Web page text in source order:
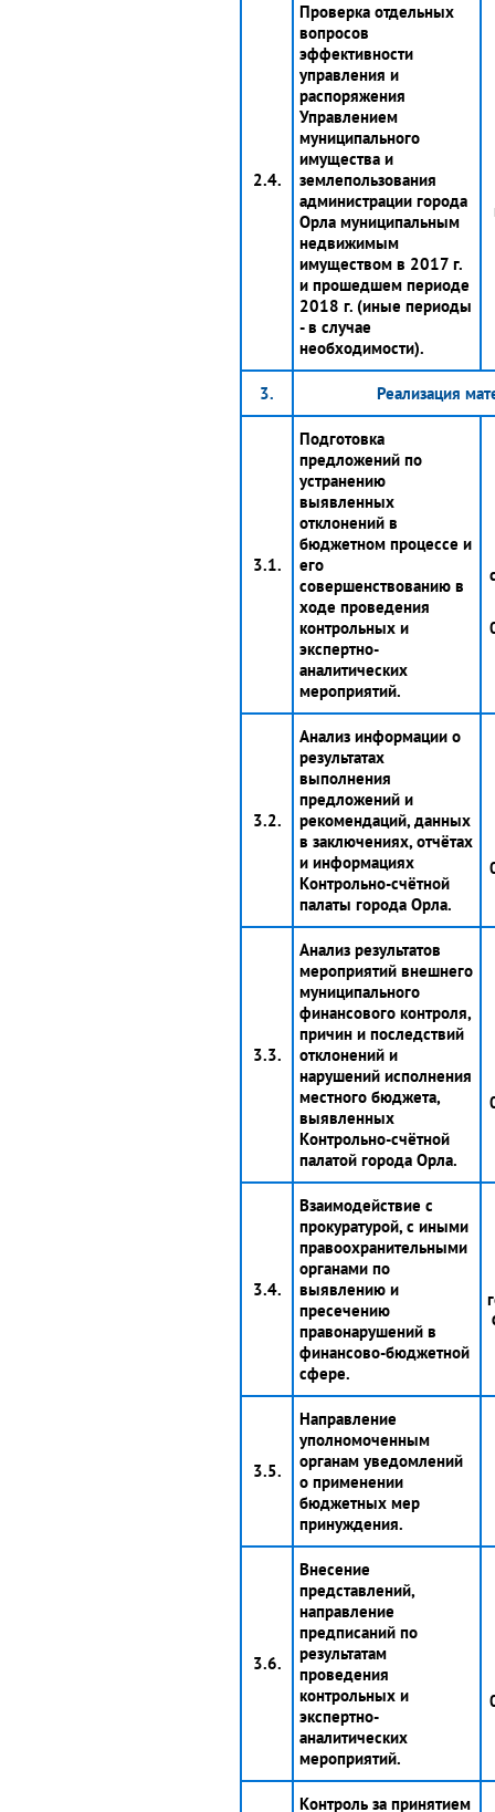
2.4.
Проверка отдельных
вопросов
эффективности
управления и
распоряжения
Управлением
муниципального
имущества и
землепользования
администрации города
Орла муниципальным
недвижимым
имуществом в 2017 г.
и прошедшем периоде
2018 г. (иные периоды
- в случае
необходимости).
3. Реализация
3.1.
Подготовка
предложений по
устранению
выявленных
отклонений в
бюджетном процессе и
его
совершенствованию в
ходе проведения
контрольных и
экспертно-
аналитических
мероприятий.
3.2.
Анализ информации о
результатах
выполнения
предложений и
рекомендаций, данных
в заключениях, отчётах
и информациях
Контрольно-счётной
палаты города Орла.
3.3.
Анализ результатов
мероприятий внешнего
муниципального
финансового контроля,
причин и последствий
отклонений и
нарушений исполнения
местного бюджета,
выявленных
Контрольно-счётной
палатой города Орла.
3.4.
Взаимодействие с
прокуратурой, с иными
правоохранительными
органами по
выявлению и
пресечению
правонарушений в
финансово-бюджетной
сфере.
3.5.
Направление
уполномоченным
органам уведомлений
о применении
бюджетных мер
принуждения.
3.6.
Внесение
представлений,
направление
предписаний по
результатам
проведения
контрольных и
экспертно-
аналитических
мероприятий.
Контроль за принятием